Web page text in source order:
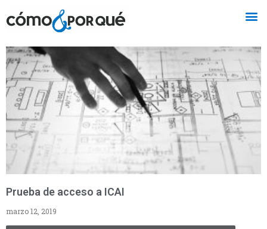
Prueba de acceso a ICAI
marzo 12, 2019